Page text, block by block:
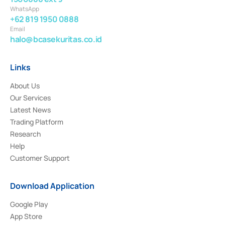
WhatsApp
+62 819 1950 0888
Email
halo@bcasekuritas.co.id
Links
About Us
Our Services
Latest News
Trading Platform
Research
Help
Customer Support
Download Application
Google Play
App Store